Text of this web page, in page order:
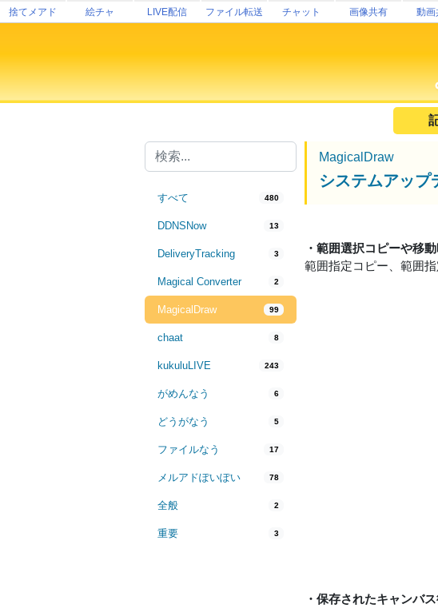
捨てメアド 絵チャ LIVE配信 ファイル転送 チャット 画像共有 動画
すべて 480
DDNSNow 13
DeliveryTracking 3
Magical Converter 2
MagicalDraw 99
chaat 8
kukuluLIVE 243
がめんなう 6
どうがなう 5
ファイルなう 17
メルアドぽいぽい 78
全般 2
重要 3
MagicalDraw
システムアップ
・範囲選択コピーや移
範囲指定コピー、範囲
・保存されたキャンバ